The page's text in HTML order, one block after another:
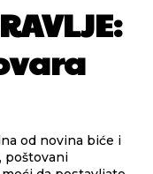
od novina biće i
poštovani